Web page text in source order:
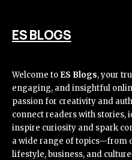
ES BLOGS
Welcome to ES Blogs, your
engaging, and insightful
passion for creativity and
connect readers with stories,
inspire curiosity and spark
a wide range of topics—from
lifestyle, business, and